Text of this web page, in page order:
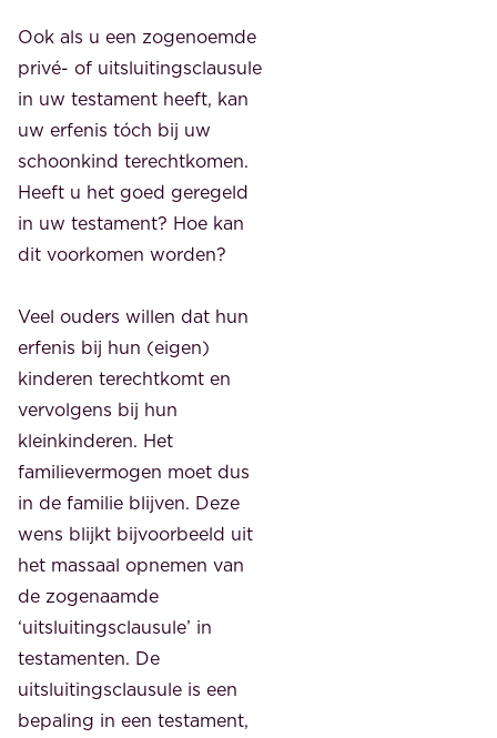
Ook als u een zogenoemde
privé- of uitsluitingsclausule
in uw testament heeft, kan
uw erfenis tóch bij uw
schoonkind terechtkomen.
Heeft u het goed geregeld
in uw testament? Hoe kan
dit voorkomen worden?
Veel ouders willen dat hun
erfenis bij hun (eigen)
kinderen terechtkomt en
vervolgens bij hun
kleinkinderen. Het
familievermogen moet dus
in de familie blijven. Deze
wens blijkt bijvoorbeeld uit
het massaal opnemen van
de zogenaamde
‘uitsluitingsclausule’ in
testamenten. De
uitsluitingsclausule is een
bepaling in een testament,